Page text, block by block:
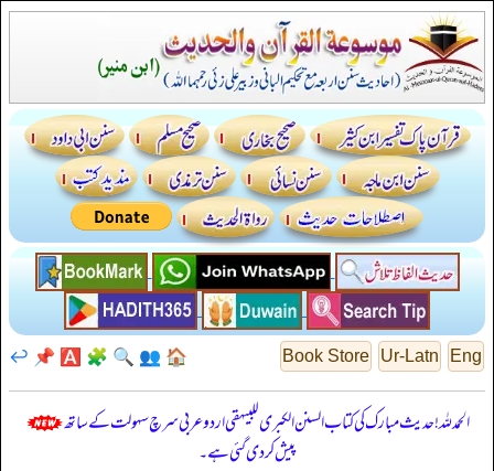
Eng
Ur-Latn
Book Store
🏠
👥
🔍
🧩
🅰️
📌
↩️
الحمدللہ! حدیث مبارک کی کتاب السنن الكبرى للبيهقي اردو عربی سرچ سہولت کے ساتھ
پیش کر دی گئی ہے۔